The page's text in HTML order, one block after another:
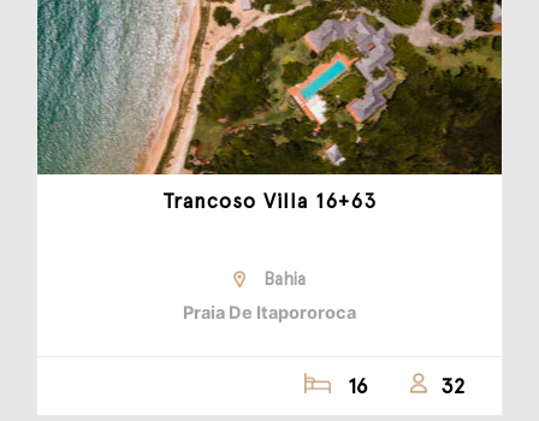
Trancoso Villa 16+63
Bahia
Praia De Itapororoca
16 32